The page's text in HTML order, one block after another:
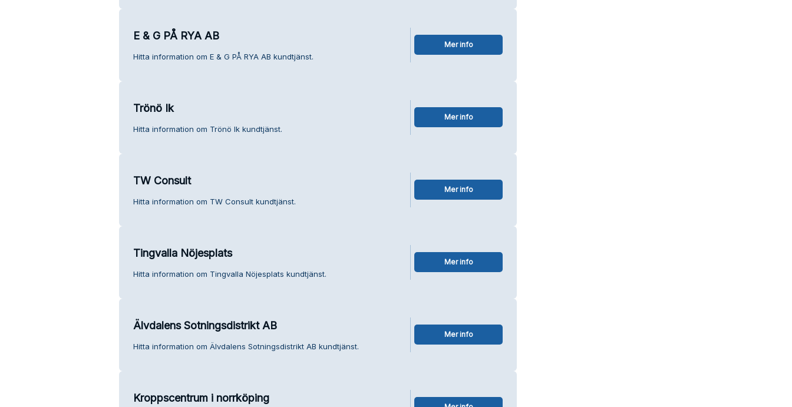
E & G PÅ RYA AB
Hitta information om E & G PÅ RYA AB kundtjänst.
Mer info
Trönö Ik
Hitta information om Trönö Ik kundtjänst.
Mer info
TW Consult
Hitta information om TW Consult kundtjänst.
Mer info
Tingvalla Nöjesplats
Hitta information om Tingvalla Nöjesplats kundtjänst.
Mer info
Älvdalens Sotningsdistrikt AB
Hitta information om Älvdalens Sotningsdistrikt AB kundtjänst.
Mer info
Kroppscentrum i norrköping